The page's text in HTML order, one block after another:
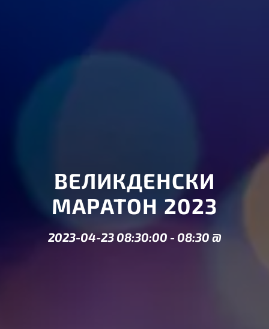
ВЕЛИКДЕНСКИ
МАРАТОН 2023
2023-04-23 08:30:00 - 08:30 @